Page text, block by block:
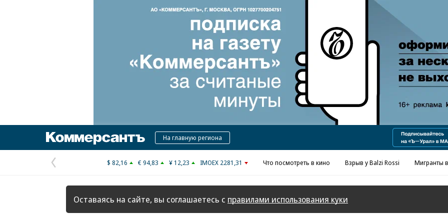
Реклама в «Ъ» www.kommersant.ru/ad
КоммерсантъНа главную региона
Предыдущая
страница
$ 82,16 € 94,83 ¥ 12,23 IMOEX 2281,31 Что посмотреть в кино Взрыв у Balzi Rossi Мигранты
Оставаясь на сайте, вы соглашаетесь с правилами использования куки